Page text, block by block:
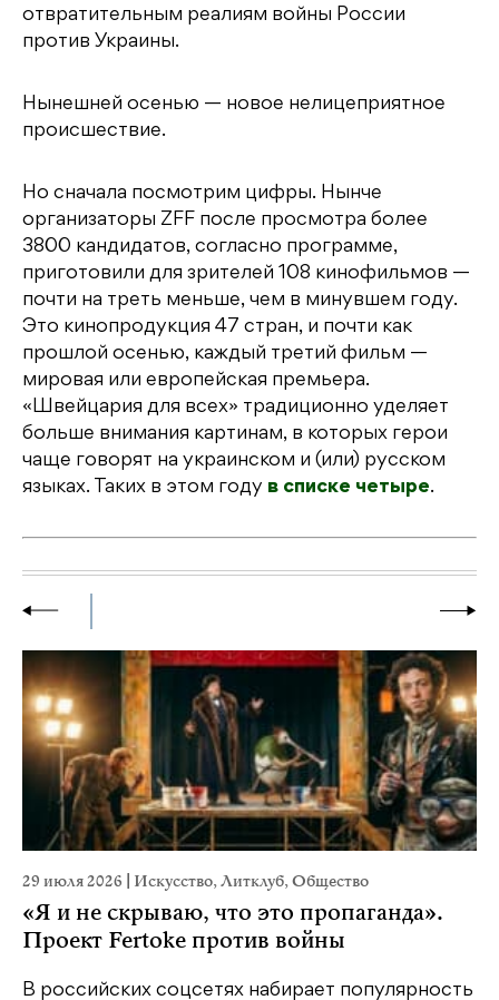
отвратительным реалиям войны России
против Украины.
Нынешней осенью — новое нелицеприятное
происшествие.
Но сначала посмотрим цифры. Нынче
организаторы ZFF после просмотра более
3800 кандидатов, согласно программе,
приготовили для зрителей 108 кинофильмов —
почти на треть меньше, чем в минувшем году.
Это кинопродукция 47 стран, и почти как
прошлой осенью, каждый третий фильм —
мировая или европейская премьера.
«Швейцария для всех» традиционно уделяет
больше внимания картинам, в которых герои
чаще говорят на украинском и (или) русском
языках. Таких в этом году в списке четыре.
29 июля 2026 Искусство,Литклуб,Общество
«Я и не скрываю, что это пропаганда».
Проект Fertoke против войны
В российских соцсетях набирает популярность